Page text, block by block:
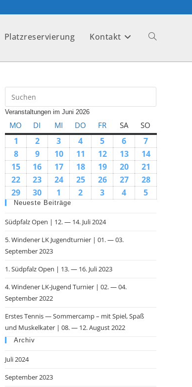
Platzreservierung Kontakt
Veranstaltungen im Juni 2026
MO DI MI DO FR SA SO
1 2 3 4 5 6
7
8
9 10 11 12 13
14
15
16 17 18 19 20
21
22
23 24 25 26 27
28
29
30 1 2 3 4 5
Neueste Beiträge
Südpfalz Open | 12. — 14. Juli 2024
5. Windener LK Jugendturnier | 01. — 03.
September 2023
1. Südpfalz Open | 13. — 16. Juli 2023
4. Windener LK-Jugend Turnier | 02. — 04.
September 2022
Erstes Tennis — Sommercamp – mit Spiel, Spaß
und Muskelkater | 08. — 12. August 2022
Archiv
Juli 2024
September 2023